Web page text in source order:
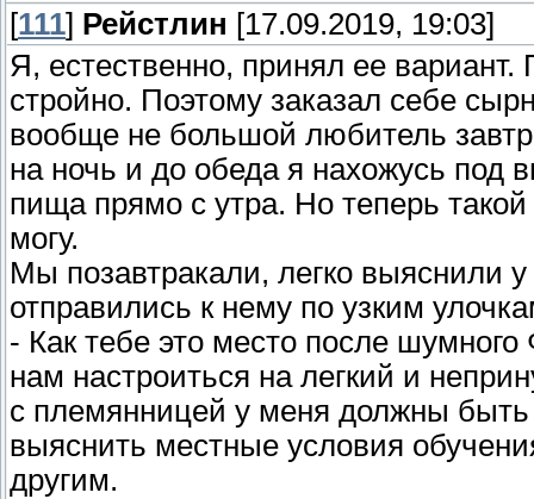
[111] Рейстлин [17.09.2019, 19:03]
Я, естественно, принял ее
стройно. Поэтому заказал себе
вообще не большой любитель
на ночь и до обеда я нахожусь под
пища прямо с утра. Но теперь
могу.
Мы позавтракали, легко выяснили
отправились к нему по узким
- Как тебе это место после
нам настроиться на легкий и
с племянницей у меня должны
выяснить местные условия
другим.